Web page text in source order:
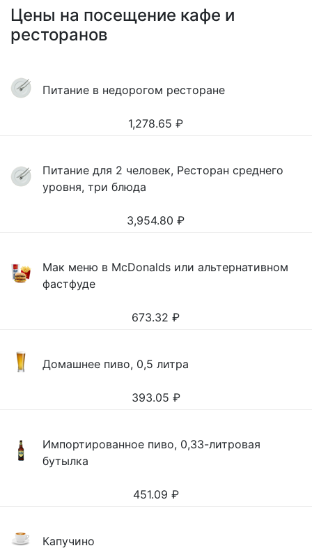
Цены на посещение кафе и
ресторанов
Питание в недорогом ресторане
1,278.65 ₽
Питание для 2 человек, Ресторан среднего
уровня, три блюда
3,954.80 ₽
Мак меню в McDonalds или альтернативном
фастфуде
673.32 ₽
Домашнее пиво, 0,5 литра
393.05 ₽
Импортированное пиво, 0,33-литровая
бутылка
451.09 ₽
Капучино